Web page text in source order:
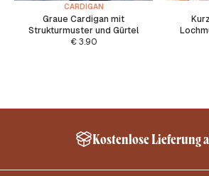
CARDIGAN
Graue Cardigan mit
Strukturmuster und Gürtel
€3.90
Kostenlose Lieferung